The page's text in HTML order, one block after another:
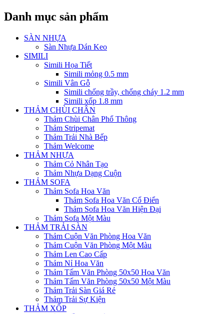
Danh mục sản phẩm
SÀN NHỰA
Sàn Nhựa Dán Keo
SIMILI
Simili Họa Tiết
Simili mỏng 0.5 mm
Simili Vân Gỗ
Simili chống trầy, chống cháy 1.2 mm
Simili xốp 1.8 mm
THẢM CHÙI CHÂN
Thảm Chùi Chân Phổ Thông
Thảm Stripemat
Thảm Trải Nhà Bếp
Thảm Welcome
THẢM NHỰA
Thảm Cỏ Nhân Tạo
Thảm Nhựa Dạng Cuộn
THẢM SOFA
Thảm Sofa Hoa Văn
Thảm Sofa Hoa Văn Cổ Điển
Thảm Sofa Hoa Văn Hiện Đại
Thảm Sofa Một Màu
THẢM TRẢI SÀN
Thảm Cuộn Văn Phòng Hoa Văn
Thảm Cuộn Văn Phòng Một Màu
Thảm Len Cao Cấp
Thảm Nỉ Hoa Văn
Thảm Tấm Văn Phòng 50x50 Hoa Văn
Thảm Tấm Văn Phòng 50x50 Một Màu
Thảm Trải Sàn Giá Rẻ
Thảm Trải Sự Kiện
THẢM XỐP